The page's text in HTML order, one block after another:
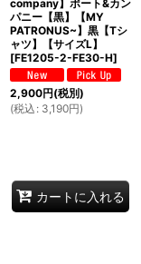
company】ポート&カン
パニー【黒】【MY
PATRONUS~】黒【Tシ
ャツ】【サイズL】
[FE1205-2-FE30-H]
2,900円(税別)
(税込 : 3,190円)
カートに入れる